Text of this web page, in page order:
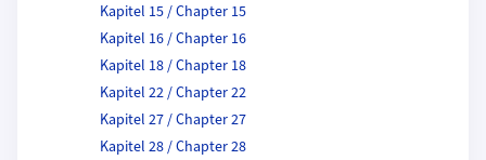
Kapitel 15 / Chapter 15
Kapitel 16 / Chapter 16
Kapitel 18 / Chapter 18
Kapitel 22 / Chapter 22
Kapitel 27 / Chapter 27
Kapitel 28 / Chapter 28